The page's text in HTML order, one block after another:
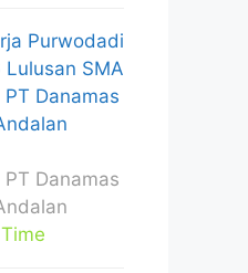
Purwodadi
SMA
PT Danamas
PT Danamas